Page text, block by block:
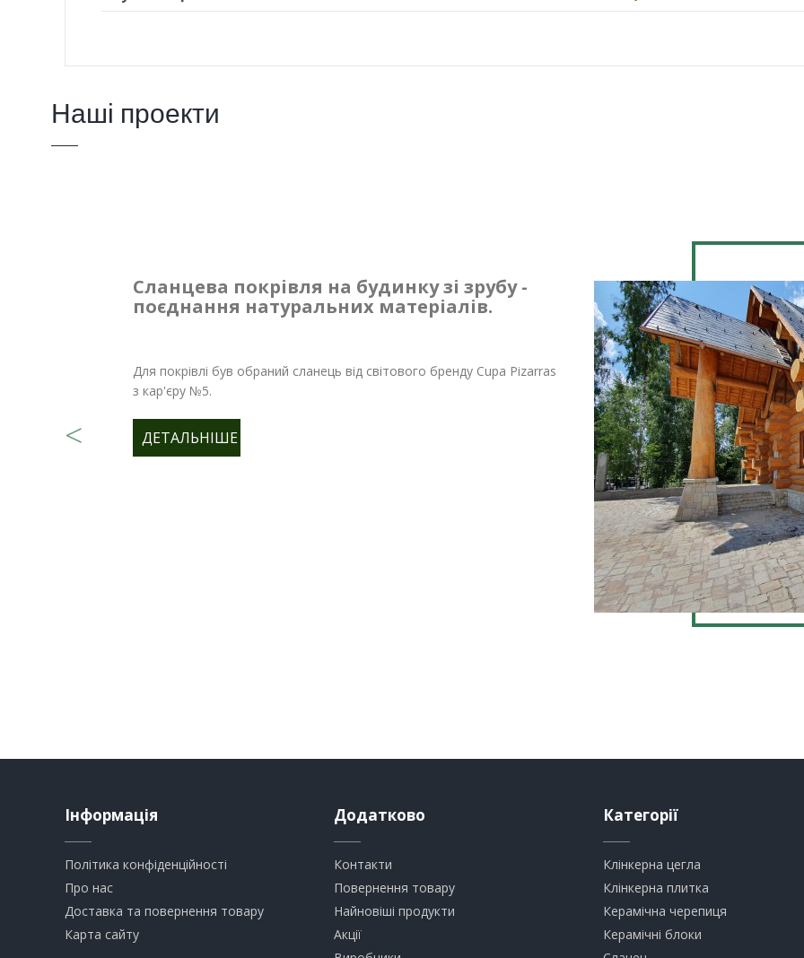
Наші проекти
Сланцева покрівля на будинку зі зрубу -
поєднання натуральних матеріалів.
Для покрівлі був обраний сланець від світового бренду Cupa Pizarras
з кар'єру №5.
ДЕТАЛЬНІШЕ
Інформація
Політика конфіденційності
Про нас
Доставка та повернення товару
Карта сайту
Додатково
Контакти
Повернення товару
Найновіші продукти
Акції
Категорії
Клінкерна цегла
​Клінкерна плитка
​Керамічна черепиця
​Керамічні блоки